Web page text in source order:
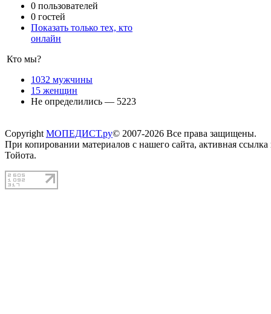
0 пользователей
0 гостей
Показать только тех, кто
онлайн
Кто мы?
1032 мужчины
15 женщин
Не определились — 5223
Copyright МОПЕДИСТ.ру© 2007-2026 Все права защищены.
При копировании материалов с нашего сайта, активная
Тойота.